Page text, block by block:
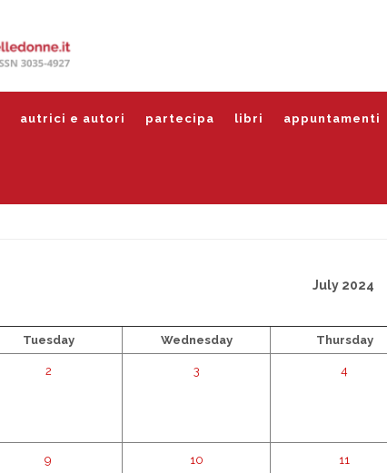
autrici e autori partecipa libri appuntamenti
July 2024
Tuesday Wednesday Thursday
2 3 4
9 10 11